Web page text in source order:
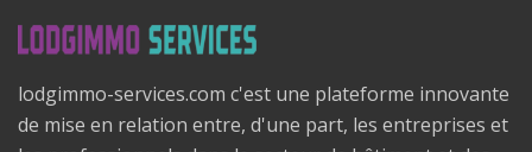
lodgimmo-services.com c'est une plateforme innovante
de mise en relation entre, d'une part, les entreprises et